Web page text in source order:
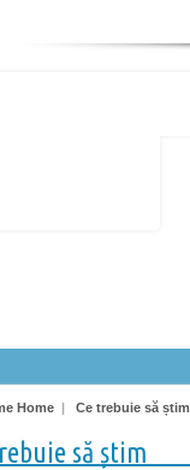
Home | Ce trebuie să știm
să știm